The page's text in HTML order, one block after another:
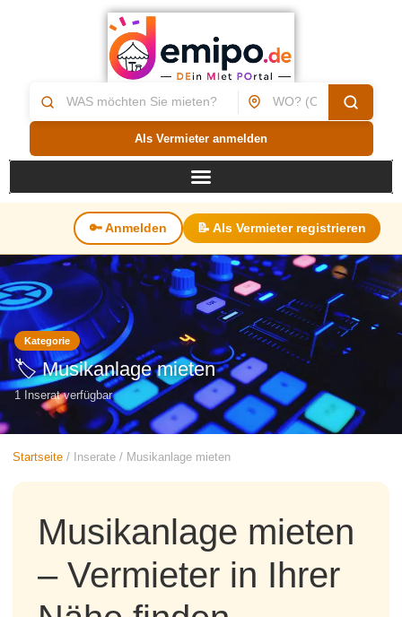
Als Vermieter anmelden
🔑 Anmelden 📝 Als Vermieter registrieren
Kategorie
🏷️ Musikanlage mieten
1 Inserat verfügbar
Startseite / Inserate / Musikanlage mieten
Musikanlage mieten
– Vermieter in Ihrer